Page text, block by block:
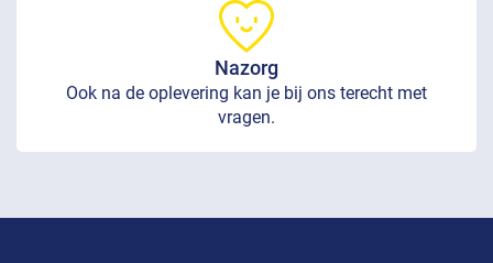
Nazorg
Ook na de oplevering kan je bij ons terecht met
vragen.